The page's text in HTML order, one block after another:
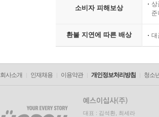
소비자 피해보상
상
준
환불 지연에 따른 배상 대
회사소개 인재채용 이용약관 개인정보처리방침 청소
대표 : 김석환, 최세라